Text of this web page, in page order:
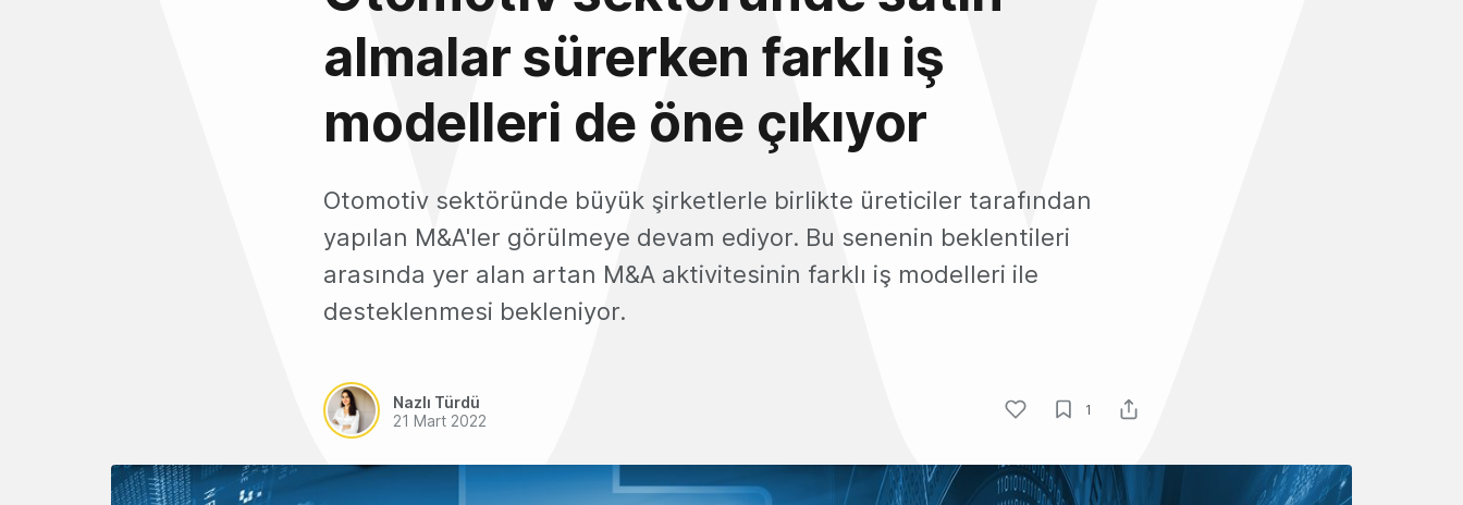
almalar sürerken farklı iş
modelleri de öne çıkıyor
Otomotiv sektöründe büyük şirketlerle birlikte üreticiler tarafından
yapılan M&A'ler görülmeye devam ediyor. Bu senenin beklentileri
arasında yer alan artan M&A aktivitesinin farklı iş modelleri ile
desteklenmesi bekleniyor.
Nazlı Türdü
21 Mart 2022
1